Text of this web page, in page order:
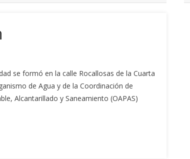
se formó en la calle Rocallosas de la Cuarta
de Agua y de la Coordinación de
Alcantarillado y Saneamiento (OAPAS)